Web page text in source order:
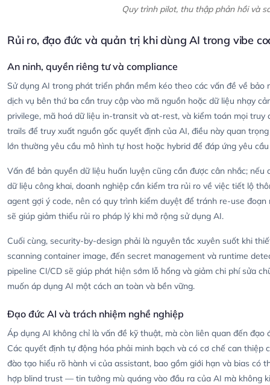
Quy trình pilot, thu thập phản hồi và
Rủi ro, đạo đức và quản trị khi dùng AI trong vibe
An ninh, quyền riêng tư và compliance
Sử dụng AI trong phát triển phần mềm kéo theo các vấn đề về
dịch vụ bên thứ ba cần truy cập vào mã nguồn hoặc dữ liệu nhạy
privilege, mã hoá dữ liệu in-transit và at-rest, và kiểm toán mọi
trails để truy xuất nguồn gốc quyết định của AI, điều này quan
lớn thường yêu cầu mô hình tự host hoặc hybrid để đáp ứng yêu
Vấn đề bản quyền dữ liệu huấn luyện cũng cần được cân nhắc;
dữ liệu công khai, doanh nghiệp cần kiểm tra rủi ro về việc tiết lộ
agent gợi ý code, nên có quy trình kiểm duyệt để tránh re-use
sẽ giúp giảm thiểu rủi ro pháp lý khi mở rộng sử dụng AI.
Cuối cùng, security-by-design phải là nguyên tắc xuyên suốt khi
scanning container image, đến secret management và runtime
pipeline CI/CD sẽ giúp phát hiện sớm lỗ hổng và giảm chi phí sửa
muốn áp dụng AI một cách an toàn và bền vững.
Đạo đức AI và trách nhiệm nghề nghiệp
Áp dụng AI không chỉ là vấn đề kỹ thuật, mà còn liên quan đến
Các quyết định tự động hóa phải minh bạch và có cơ chế can
đào tạo hiểu rõ hành vi của assistant, bao gồm giới hạn và bias có
hợp blind trust — tin tưởng mù quáng vào đầu ra của AI mà không